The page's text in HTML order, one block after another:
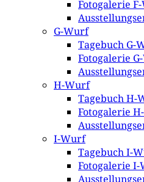
Fotogalerie
G-Wurf
Tagebuch G-
Fotogalerie
H-Wurf
Tagebuch H-
Fotogalerie
I-Wurf
Tagebuch I-
Fotogalerie